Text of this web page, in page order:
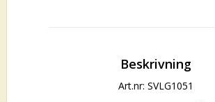
Beskrivning
Art.nr: SVLG1051